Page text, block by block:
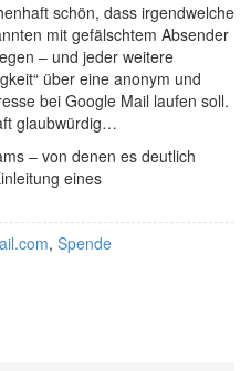
schön, dass irgendwelche
mit gefälschtem Absender
– und jeder weitere
über eine anonym und
bei Google Mail laufen soll.
glaubwürdig…
– von denen es deutlich
eines
, Spende